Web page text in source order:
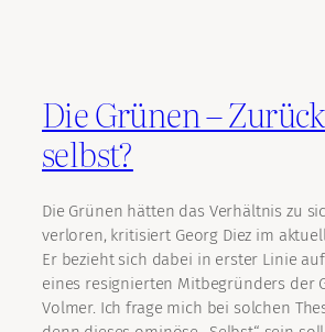
Die Grünen –
selbst?
Die Grünen hätten das Verhältnis zu
verloren, kritisiert Georg Diez im
Er bezieht sich dabei in erster Linie
eines resignierten Mitbegründers der
Volmer. Ich frage mich bei solchen